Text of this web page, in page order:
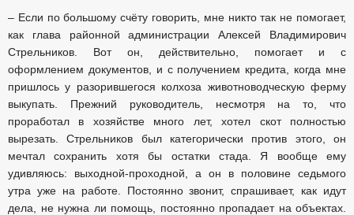
– Если по большому счёту говорить, мне никто так не помогает,
как глава районной администрации Алексей Владимирович
Стрельников. Вот он, действительно, помогает и с
оформлением документов, и с получением кредита, когда мне
пришлось у разорившегося колхоза животноводческую ферму
выкупать. Прежний руководитель, несмотря на то, что
проработал в хозяйстве много лет, хотел скот полностью
вырезать. Стрельников был категорически против этого, он
мечтал сохранить хотя бы остатки стада. Я вообще ему
удивляюсь: выходной-проходной, а он в половине седьмого
утра уже на работе. Постоянно звонит, спрашивает, как идут
дела, не нужна ли помощь, постоянно пропадает на объектах.